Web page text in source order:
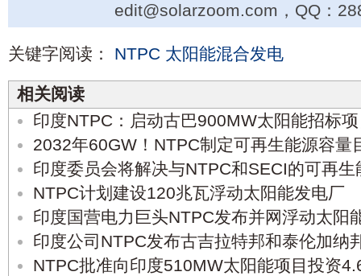
edit@solarzoom.com，QQ：
关键字阅读： NTPC 太阳能混合发电
相关阅读
印度NTPC：启动古巴900MW太阳能招标
2032年60GW！NTPC制定可再生能源容量
印度委员会将解决与NTPC和SECI的可再生
NTPC计划建设120兆瓦浮动太阳能发电厂
印度国营电力巨头NTPC发布并网浮动太阳
印度公司NTPC发布古吉拉特邦和泰伦加纳
NTPC批准向印度510MW太阳能项目投资